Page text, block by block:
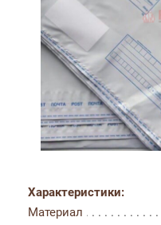
Характеристики:
Материал